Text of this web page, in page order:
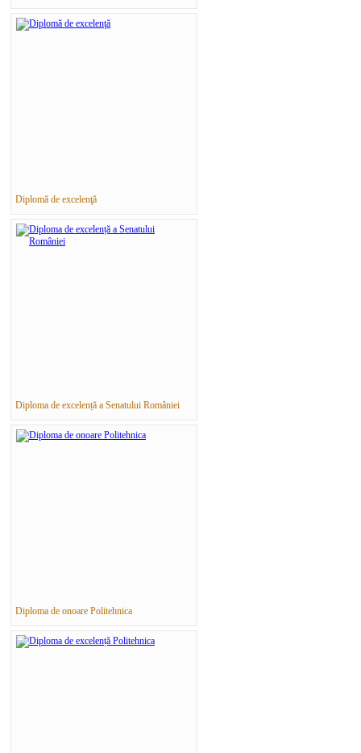
Diplomă de excelenţă
Diploma de excelență a Senatului României
Diploma de onoare Politehnica